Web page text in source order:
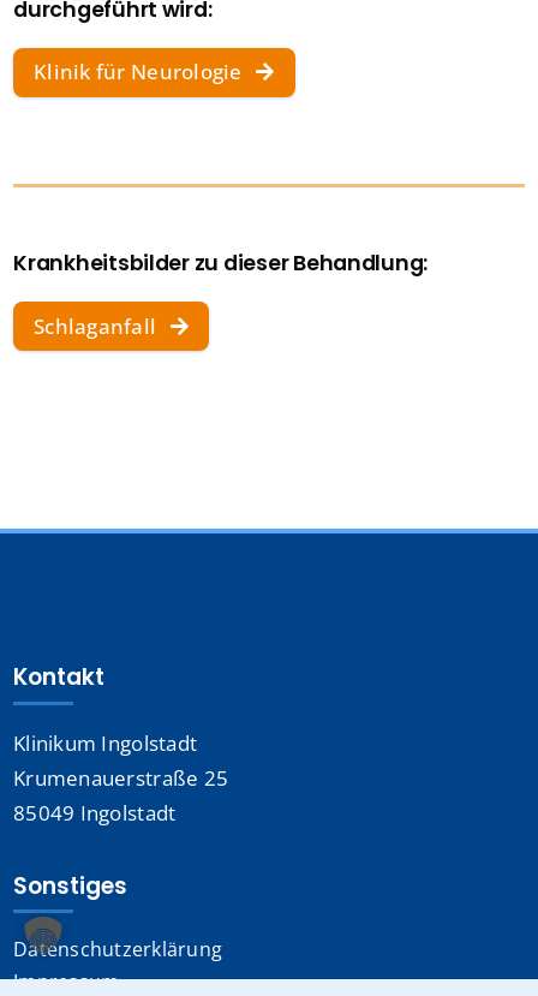
durchgeführt wird:
Klinik für Neurologie
Krankheitsbilder zu dieser Behandlung:
Schlaganfall
Kontakt
Klinikum Ingolstadt
Krumenauerstraße 25
85049 Ingolstadt
Sonstiges
Datenschutzerklärung
Impressum